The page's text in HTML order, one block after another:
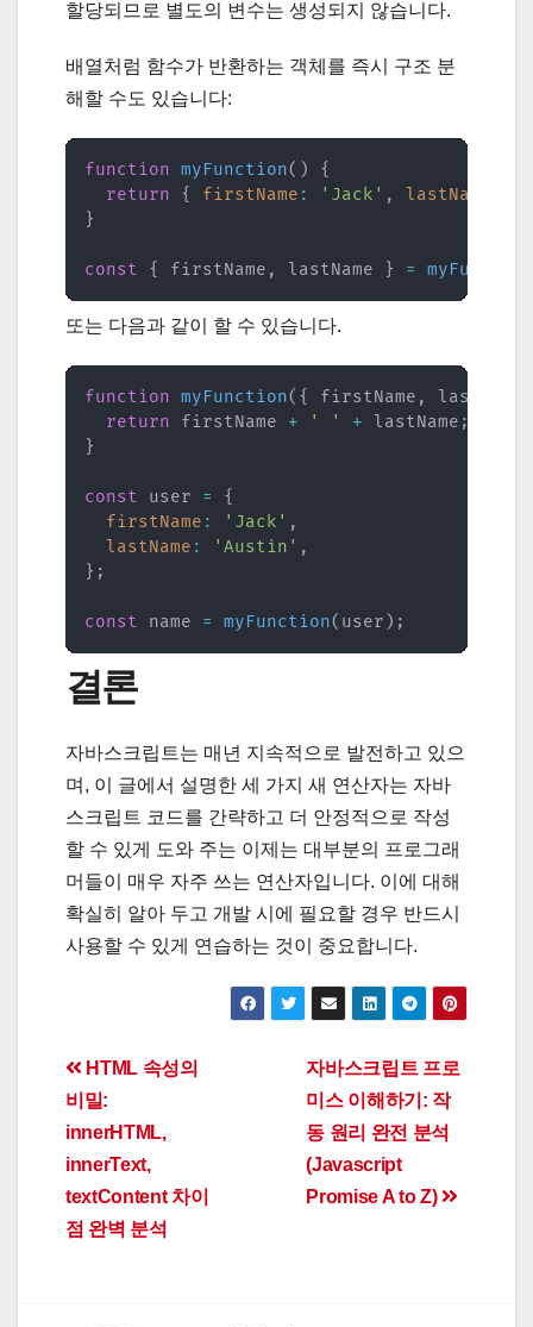
할당되므로 별도의 변수는 생성되지 않습니다.
배열처럼 함수가 반환하는 객체를 즉시 구조 분
해할 수도 있습니다:
function myFunction( )
{
return
{ firstName : 'Jack' , lastName
}
const { firstName , lastName } = myFunction
또는 다음과 같이 할 수 있습니다.
function myFunction( { firstName ,
lastName
return firstName + ' ' + lastName ;
}
const user =
{
firstName : 'Jack' ,
lastName : 'Austin' ,
} ;
const name = myFunction( user ) ;
결론
자바스크립트는 매년 지속적으로 발전하고 있으
며, 이 글에서 설명한 세 가지 새 연산자는 자바
스크립트 코드를 간략하고 더 안정적으로 작성
할 수 있게 도와 주는 이제는 대부분의 프로그래
머들이 매우 자주 쓰는 연산자입니다. 이에 대해
확실히 알아 두고 개발 시에 필요할 경우 반드시
사용할 수 있게 연습하는 것이 중요합니다.
Post
navigation
자바스크립트 프로
미스 이해하기: 작
동 원리 완전 분석
(Javascript
Promise A to Z)
HTML 속성의
비밀:
innerHTML,
innerText,
textContent 차이
점 완벽 분석